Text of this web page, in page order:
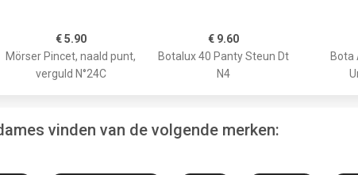
€ 5.90
Mörser Pincet, naald punt,
verguld N°24C
€ 9.60
Botalux 40 Panty Steun Dt
N4
Bota
vinden van de volgende merken: